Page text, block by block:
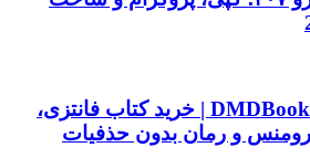
فروشگاه کتاب DMDBook | خرید کتاب فانتزی،
رومنس و رمان بدون حذفیات